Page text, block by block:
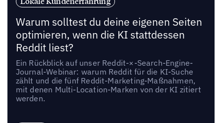
Warum solltest du deine eigenen Seiten
optimieren, wenn die KI stattdessen
Reddit liest?
Ein Rückblick auf unser Reddit-×-Search-Engine-
Journal-Webinar: warum Reddit für die KI-Suche
zählt und die fünf Reddit-Marketing-Maßnahmen,
mit denen Multi-Location-Marken von der KI zitiert
werden.